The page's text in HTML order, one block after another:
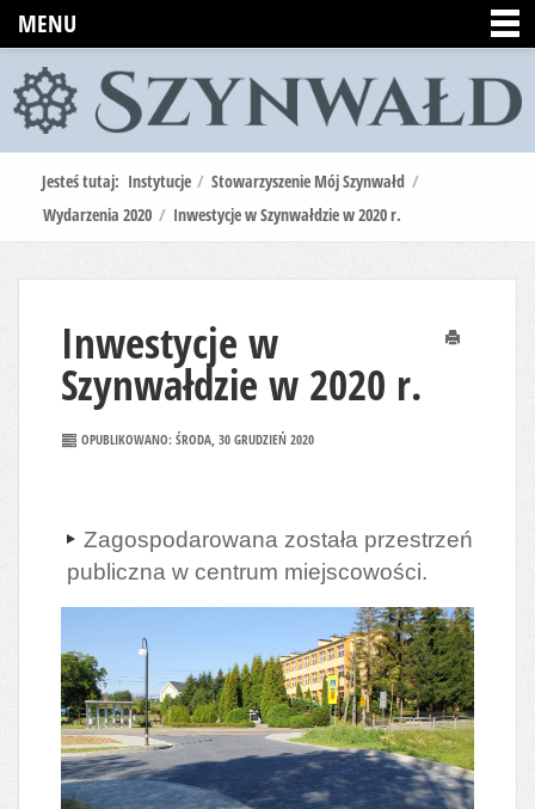
MENU
Jesteś tutaj: Instytucje / Stowarzyszenie Mój Szynwałd /
Wydarzenia 2020 / Inwestycje w Szynwałdzie w 2020 r.
Inwestycje w
Szynwałdzie w 2020 r.
OPUBLIKOWANO: ŚRODA, 30 GRUDZIEŃ 2020
Zagospodarowana została przestrzeń
publiczna w centrum miejscowości.